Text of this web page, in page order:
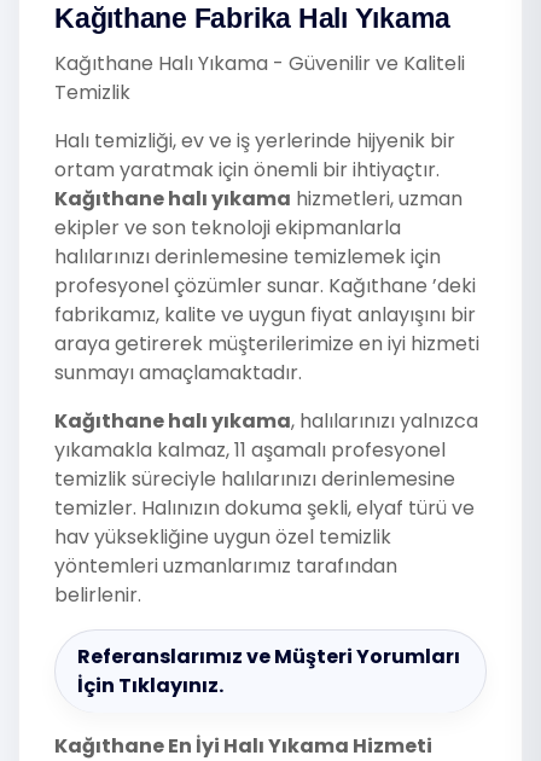
Kağıthane Fabrika Halı Yıkama
Kağıthane Halı Yıkama - Güvenilir ve Kaliteli
Temizlik
Halı temizliği, ev ve iş yerlerinde hijyenik bir
ortam yaratmak için önemli bir ihtiyaçtır.
Kağıthane halı yıkama hizmetleri, uzman
ekipler ve son teknoloji ekipmanlarla
halılarınızı derinlemesine temizlemek için
profesyonel çözümler sunar. Kağıthane ’deki
fabrikamız, kalite ve uygun fiyat anlayışını bir
araya getirerek müşterilerimize en iyi hizmeti
sunmayı amaçlamaktadır.
Kağıthane halı yıkama, halılarınızı yalnızca
yıkamakla kalmaz, 11 aşamalı profesyonel
temizlik süreciyle halılarınızı derinlemesine
temizler. Halınızın dokuma şekli, elyaf türü ve
hav yüksekliğine uygun özel temizlik
yöntemleri uzmanlarımız tarafından
belirlenir.
Referanslarımız ve Müşteri Yorumları
İçin Tıklayınız.
Kağıthane En İyi Halı Yıkama Hizmeti